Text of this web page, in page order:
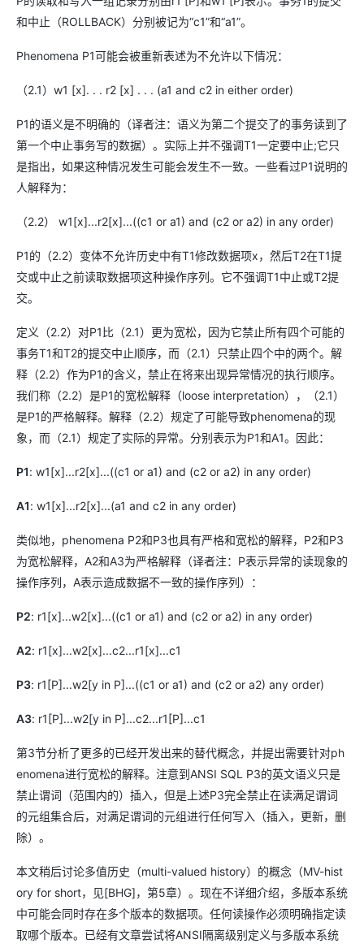
和中止（ROLLBACK）分别被记为“c1”和“a1”。
Phenomena P1可能会被重新表述为不允许以下情况：
（2.1）w1 [x]. . . r2 [x] . . . (a1 and c2 in either order)
P1的语义是不明确的（译者注：语义为第二个提交了的事务读到了
第一个中止事务写的数据）。实际上并不强调T1一定要中止;它只
是指出，如果这种情况发生可能会发生不一致。一些看过P1说明的
人解释为：
（2.2） w1[x]...r2[x]...((c1 or a1) and (c2 or a2) in any order)
P1的（2.2）变体不允许历史中有T1修改数据项x，然后T2在T1提
交或中止之前读取数据项这种操作序列。它不强调T1中止或T2提
交。
定义（2.2）对P1比（2.1）更为宽松，因为它禁止所有四个可能的
事务T1和T2的提交中止顺序，而（2.1）只禁止四个中的两个。解
释（2.2）作为P1的含义，禁止在将来出现异常情况的执行顺序。
我们称（2.2）是P1的宽松解释（loose interpretation），（2.1）
是P1的严格解释。解释（2.2）规定了可能导致phenomena的现
象，而（2.1）规定了实际的异常。分别表示为P1和A1。因此：
P1: w1[x]...r2[x]...((c1 or a1) and (c2 or a2) in any order)
A1: w1[x]...r2[x]...(a1 and c2 in any order)
类似地，phenomena P2和P3也具有严格和宽松的解释，P2和P3
为宽松解释，A2和A3为严格解释（译者注：P表示异常的读现象的
操作序列，A表示造成数据不一致的操作序列）：
P2: r1[x]...w2[x]...((c1 or a1) and (c2 or a2) in any order)
A2: r1[x]...w2[x]...c2...r1[x]...c1
P3: r1[P]...w2[y in P]...((c1 or a1) and (c2 or a2) any order)
A3: r1[P]...w2[y in P]...c2...r1[P]...c1
第3节分析了更多的已经开发出来的替代概念，并提出需要针对ph
enomena进行宽松的解释。注意到ANSI SQL P3的英文语义只是
禁止谓词（范围内的）插入，但是上述P3完全禁止在读满足谓词
的元组集合后，对满足谓词的元组进行任何写入（插入，更新，删
除）。
本文稍后讨论多值历史（multi-valued history）的概念（MV-hist
ory for short，见[BHG]，第5章）。现在不详细介绍，多版本系统
中可能会同时存在多个版本的数据项。任何读操作必须明确指定读
取哪个版本。已经有文章尝试将ANSI隔离级别定义与多版本系统